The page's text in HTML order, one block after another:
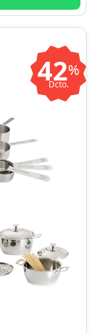
42%
Dcto.